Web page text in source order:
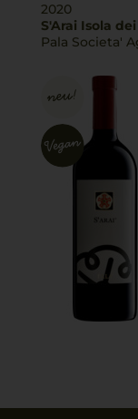
2020
S'Arai Isola
Pala Societa'